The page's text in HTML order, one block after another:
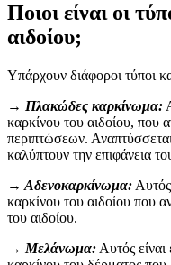
Ποιοι είναι οι
αιδοίου;
Υπάρχουν διάφοροι τύποι
→ Πλακώδες καρκίνωμα:
καρκίνου του αιδοίου, που
περιπτώσεων.
καλύπτουν την επιφάνεια
→ Αδενοκαρκίνωμα: Αυτός
καρκίνου του αιδοίου που
του αιδοίου.
→ Μελάνωμα: Αυτός είναι